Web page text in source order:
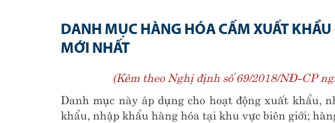
DANH MỤC HÀNG HÓA CẤM XUẤT
MỚI NHẤT
(Kèm theo Nghị định số 69/2018/NĐ-CP
Danh mục này áp dụng cho hoạt động xuất khẩu,
khẩu, nhập khẩu hàng hóa tại khu vực biên giới;